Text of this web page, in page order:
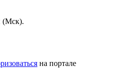
(Мск).
на портале